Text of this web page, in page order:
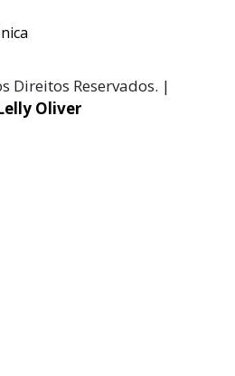
Direitos Reservados. |
Oliver